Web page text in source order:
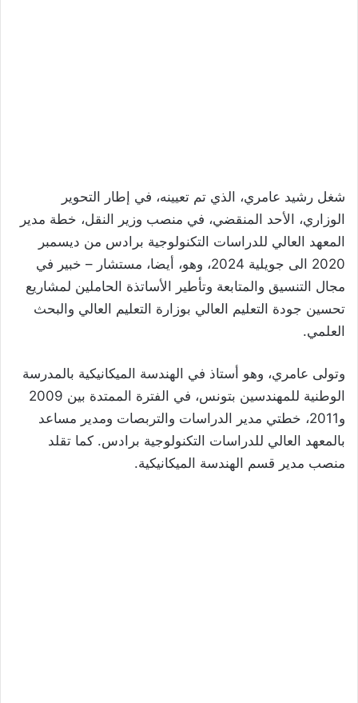
شغل رشيد عامري، الذي تم تعيينه، في إطار التحوير
الوزاري، الأحد المنقضي، في منصب وزير النقل، خطة مدير
المعهد العالي للدراسات التكنولوجية برادس من ديسمبر
2020 الى جويلية 2024، وهو، أيضا، مستشار – خبير في
مجال التنسيق والمتابعة وتأطير الأساتذة الحاملين لمشاريع
تحسين جودة التعليم العالي بوزارة التعليم العالي والبحث
العلمي.
وتولى عامري، وهو أستاذ في الهندسة الميكانيكية بالمدرسة
الوطنية للمهندسين بتونس، في الفترة الممتدة بين 2009
و2011، خطتي مدير الدراسات والتربصات ومدير مساعد
بالمعهد العالي للدراسات التكنولوجية برادس. كما تقلد
منصب مدير قسم الهندسة الميكانيكية.